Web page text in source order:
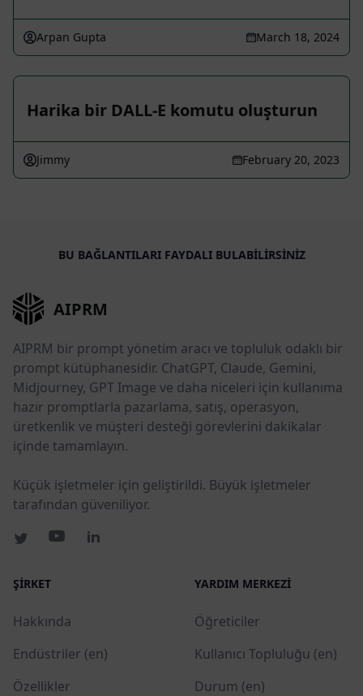
Arpan Gupta March 18, 2024
Harika bir DALL-E komutu oluşturun
Jimmy February 20, 2023
BU BAĞLANTILARI FAYDALI BULABILIRSINIZ
AIPRM
AIPRM bir prompt yönetim aracı ve topluluk odaklı bir
prompt kütüphanesidir. ChatGPT, Claude, Gemini,
Midjourney, GPT Image ve daha niceleri için kullanıma
hazır promptlarla pazarlama, satış, operasyon,
üretkenlik ve müşteri desteği görevlerini dakikalar
içinde tamamlayın.
Küçük işletmeler için geliştirildi. Büyük işletmeler
tarafından güveniliyor.
ŞIRKET
Hakkında
Endüstriler (en)
Özellikler
YARDIM MERKEZI
Öğreticiler
Kullanıcı Topluluğu (en)
Durum (en)